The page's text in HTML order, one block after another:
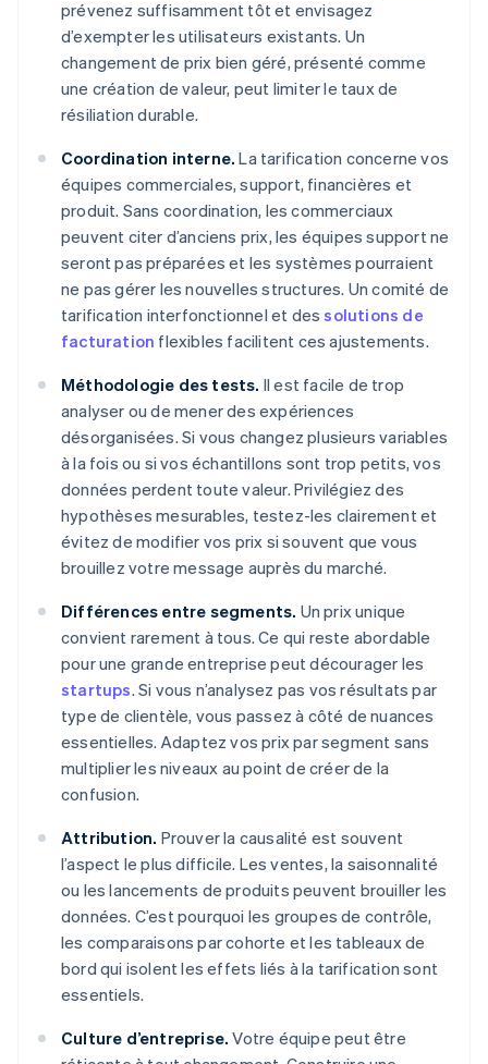
prévenez suffisamment tôt et envisagez
d’exempter les utilisateurs existants. Un
changement de prix bien géré, présenté comme
une création de valeur, peut limiter le taux de
résiliation durable.
Coordination interne. La tarification concerne vos
équipes commerciales, support, financières et
produit. Sans coordination, les commerciaux
peuvent citer d’anciens prix, les équipes support ne
seront pas préparées et les systèmes pourraient
ne pas gérer les nouvelles structures. Un comité de
tarification interfonctionnel et dessolutions de
facturation flexibles facilitent ces ajustements.
Méthodologie des tests. Il est facile de trop
analyser ou de mener des expériences
désorganisées. Si vous changez plusieurs variables
à la fois ou si vos échantillons sont trop petits, vos
données perdent toute valeur. Privilégiez des
hypothèses mesurables, testez-les clairement et
évitez de modifier vos prix si souvent que vous
brouillez votre message auprès du marché.
Différences entre segments. Un prix unique
convient rarement à tous. Ce qui reste abordable
pour une grande entreprise peut décourager les
startups. Si vous n’analysez pas vos résultats par
type de clientèle, vous passez à côté de nuances
essentielles. Adaptez vos prix par segment sans
multiplier les niveaux au point de créer de la
confusion.
Attribution. Prouver la causalité est souvent
l’aspect le plus difficile. Les ventes, la saisonnalité
ou les lancements de produits peuvent brouiller les
données. C’est pourquoi les groupes de contrôle,
les comparaisons par cohorte et les tableaux de
bord qui isolent les effets liés à la tarification sont
essentiels.
Culture d’entreprise. Votre équipe peut être